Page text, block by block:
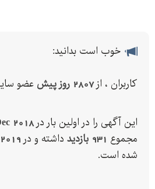
آدرس سایت: mahannet.irخوب است بدانید:
کاربران ، از2807 روز پیش عضو
این آگهی را در اولین بار در2018
مجموع 931 بازدید داشته و در
شده است.